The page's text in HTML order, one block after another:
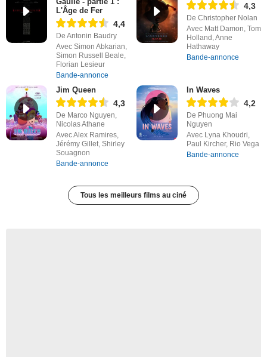
L'Âge de Fer
4,4
De Antonin Baudry
Avec Simon Abkarian,
Simon Russell Beale,
Florian Lesieur
Bande-annonce
4,3
De Christopher Nolan
Avec Matt Damon, Tom
Holland, Anne
Hathaway
Bande-annonce
Jim Queen
4,3
De Marco Nguyen,
Nicolas Athane
Avec Alex Ramires,
Jérémy Gillet, Shirley
Souagnon
Bande-annonce
In Waves
4,2
De Phuong Mai
Nguyen
Avec Lyna Khoudri,
Paul Kircher, Rio Vega
Bande-annonce
Tous les meilleurs films au ciné